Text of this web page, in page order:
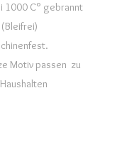
1000 C° gebrannt
Motiv passen zu